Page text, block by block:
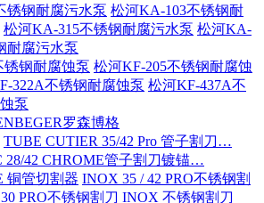
锈钢耐腐污水泵 松河KA-103不锈钢耐
松河KA-315不锈钢耐腐污水泵 松河KA-
耐腐污水泵
锈钢耐腐蚀泵 松河KF-205不锈钢耐腐蚀
322A不锈钢耐腐蚀泵 松河KF-437A不
泵
罗森博格
TUBE CUTIER 35/42 Pro 管子割刀…
28/42 CHROME管子割刀镀锚…
铜管切割器 INOX 35 / 42 PRO不锈钢割
PRO不锈钢割刀 INOX 不锈钢割刀